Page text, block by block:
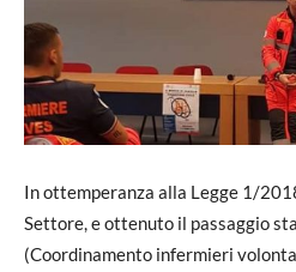
In ottemperanza alla Legge 1/
Settore, e ottenuto il passaggio
(Coordinamento infermieri